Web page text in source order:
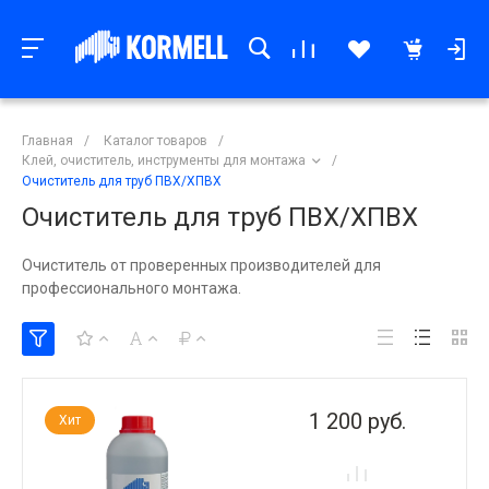
Главная / Каталог товаров
/
Клей, очиститель, инструменты для монтажа
/
Очиститель для труб ПВХ/ХПВХ
Очиститель для труб ПВХ/ХПВХ
Очиститель от проверенных производителей для
профессионального монтажа.
Хит 1 200 руб.